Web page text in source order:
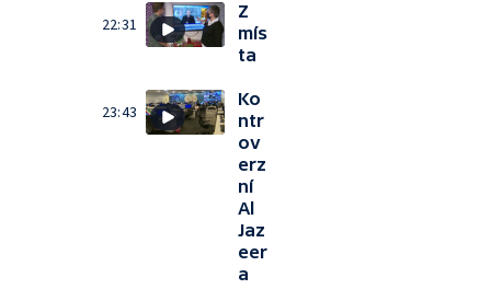
22:31
Z
mís
ta
23:43
Ko
ntr
ov
erz
ní
Al
Jaz
eer
a